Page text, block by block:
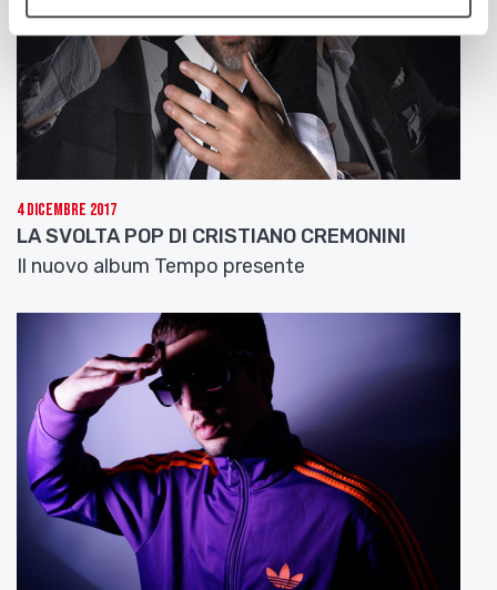
4 Dicembre 2017
LA SVOLTA POP DI CRISTIANO CREMONINI
Il nuovo album Tempo presente